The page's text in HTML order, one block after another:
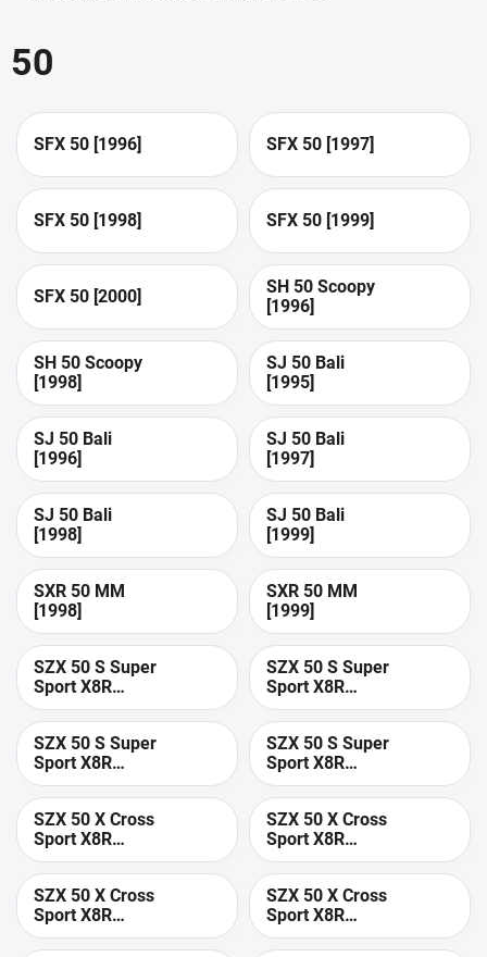
50
SFX 50 [1996] SFX 50 [1997]
SFX 50 [1998] SFX 50 [1999]
SFX 50 [2000]
SH 50 Scoopy
[1996]
SH 50 Scoopy
[1998]
SJ 50 Bali
[1995]
SJ 50 Bali
[1996]
SJ 50 Bali
[1997]
SJ 50 Bali
[1998]
SJ 50 Bali
[1999]
SXR 50 MM
[1998]
SXR 50 MM
[1999]
SZX 50 S Super
Sport X8R
[2001]
SZX 50 S Super
Sport X8R
[1998]
SZX 50 S Super
Sport X8R
[1999]
SZX 50 S Super
Sport X8R
[2000]
SZX 50 X Cross
Sport X8R
[2001]
SZX 50 X Cross
Sport X8R
[1998]
SZX 50 X Cross
Sport X8R
[1999]
SZX 50 X Cross
Sport X8R
[2000]